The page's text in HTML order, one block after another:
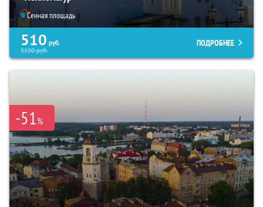
Сенная площадь
510 руб.
5190руб.
ПОДРОБНЕЕ
-51%